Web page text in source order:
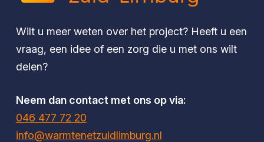
Wilt u meer weten over het project? Heeft u een
vraag, een idee of een zorg die u met ons wilt
delen?
Neem dan contact met ons op via:
046 477 72 20
info@warmtenetzuidlimburg.nl